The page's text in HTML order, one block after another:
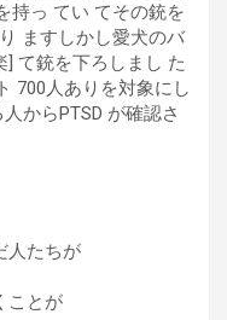
持っ てい てその銃を
ますしかし愛犬のバ
] て銃を下ろしまし た
700人ありを対象にし
からPTSD が確認さ
人たちが
ことが